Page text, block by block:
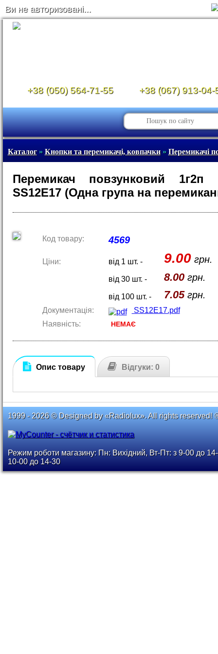
Ви не авторизовані...
+38 (050) 564-71-55 +38 (067) 913-04-
Каталог» Кнопки та перемикачі, ковпачки» Перемикачі
Перемикач повзунковий 1г2п
SS12E17 (Одна група на
Код товару: 4569
Ціни: від 1 шт. - 9.00грн.
від 30 шт. - 8.00грн.
від 100 шт. - 7.05грн.
Документація:
SS12E17.pdf
Наявність:
НЕМАЄ
Опис товару Відгуки: 0
1999 - 2026 © Designed by «Radiolux». All rights reserved!
Режим роботи магазину: Пн: Вихідний, Вт-Пт: з 9-00 до
10-00 до 14-30